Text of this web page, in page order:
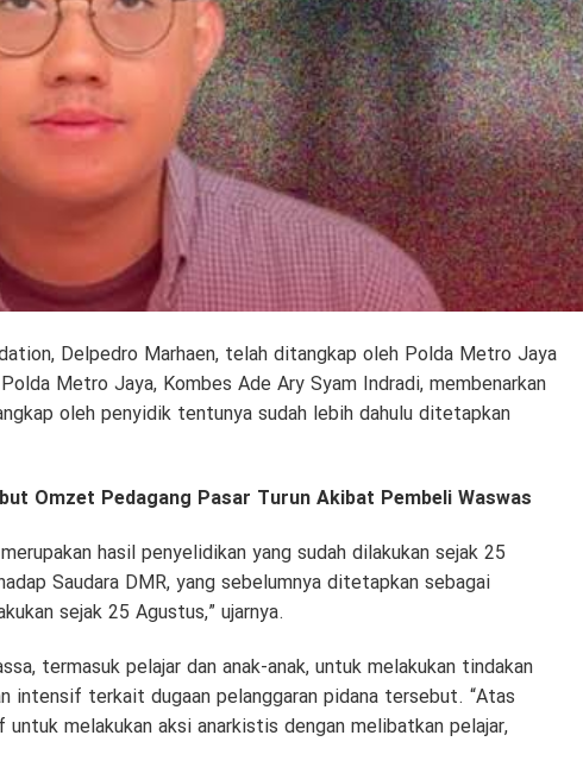
Delpedro Marhaen, telah ditangkap oleh Polda Metro Jaya
Metro Jaya, Kombes Ade Ary Syam Indradi, membenarkan
oleh penyidik tentunya sudah lebih dahulu ditetapkan
Omzet Pedagang Pasar Turun Akibat Pembeli Waswas
hasil penyelidikan yang sudah dilakukan sejak 25
Saudara DMR, yang sebelumnya ditetapkan sebagai
sejak 25 Agustus,” ujarnya.
termasuk pelajar dan anak-anak, untuk melakukan tindakan
intensif terkait dugaan pelanggaran pidana tersebut. “Atas
melakukan aksi anarkistis dengan melibatkan pelajar,